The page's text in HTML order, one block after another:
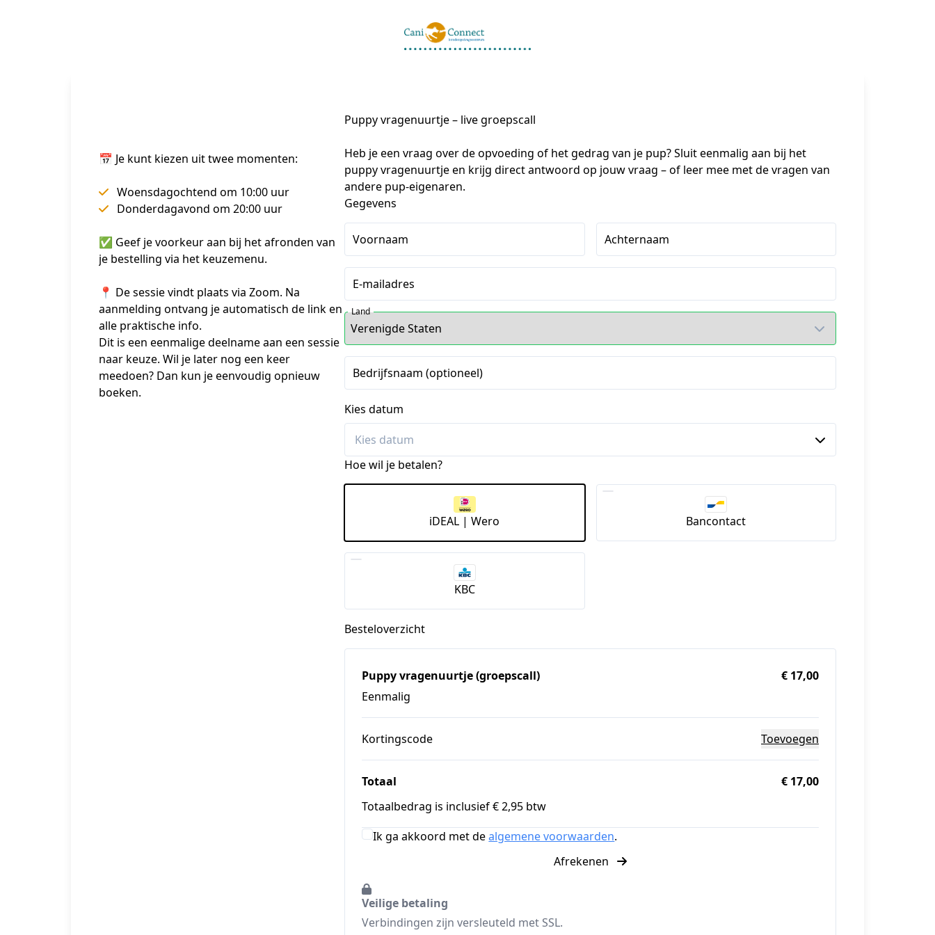
📅 Je kunt kiezen uit twee momenten:
Woensdagochtend om 10:00 uur
Donderdagavond om 20:00 uur
✅ Geef je voorkeur aan bij het afronden van
je bestelling via het keuzemenu.
📍 De sessie vindt plaats via Zoom. Na
aanmelding ontvang je automatisch de link en
alle praktische info.
Dit is een eenmalige deelname aan een sessie
naar keuze. Wil je later nog een keer
meedoen? Dan kun je eenvoudig opnieuw
boeken.
Puppy vragenuurtje – live groepscall
Heb je een vraag over de opvoeding of het gedrag van je pup? Sluit eenmalig aan bij het
puppy vragenuurtje en krijg direct antwoord op jouw vraag – of leer mee met de vragen van
andere pup-eigenaren.
Gegevens
Voornaam Achternaam
E-mailadres
Land
Bedrijfsnaam (optioneel)
Kies datum
Hoe wil je betalen?
iDEAL | Wero Bancontact
KBC
Besteloverzicht
Puppy vragenuurtje (groepscall)
Eenmalig
€ 17,00
Kortingscode Toevoegen
Totaal
€ 17,00
Totaalbedrag is inclusief € 2,95 btw
Ik ga akkoord met dealgemene voorwaarden.
Afrekenen
Veilige betaling
Verbindingen zijn versleuteld met SSL.